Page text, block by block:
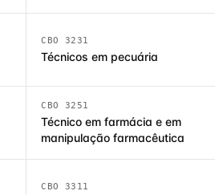
CBO 3231
Técnicos em pecuária
CBO 3251
Técnico em farmácia e em
manipulação farmacêutica
CBO 3311